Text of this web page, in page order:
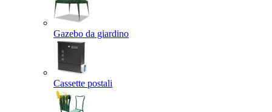
Gazebo da giardino
Cassette postali